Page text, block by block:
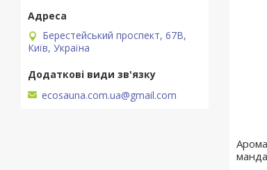
Берестейський проспект, 67В,
Київ, Україна
ecosauna.com.ua@gmail.com